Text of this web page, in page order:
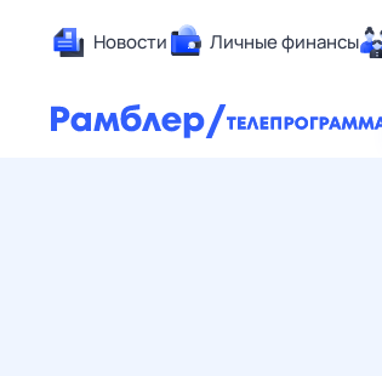
Новости Личные финансы